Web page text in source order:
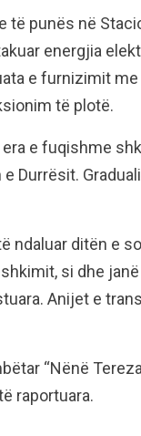
të punës në
energjia
e furnizimit
të plotë.
e fuqishme
Durrësit.
ndaluar ditën e
si dhe
Anijet e
“Nënë
raportuara.